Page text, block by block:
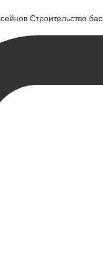
Строительство